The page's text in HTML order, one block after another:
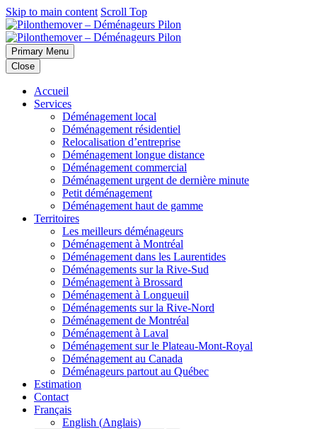
Skip to main content Scroll Top
Primary Menu
Close
Accueil
Services
Déménagement local
Déménagement résidentiel
Relocalisation d’entreprise
Déménagement longue distance
Déménagement commercial
Déménagement urgent de dernière minute
Petit déménagement
Déménagement haut de gamme
Territoires
Les meilleurs déménageurs
Déménagement à Montréal
Déménagement dans les Laurentides
Déménagements sur la Rive-Sud
Déménagement à Brossard
Déménagement à Longueuil
Déménagements sur la Rive-Nord
Déménagement de Montréal
Déménagement à Laval
Déménagement sur le Plateau-Mont-Royal
Déménagement au Canada
Déménageurs partout au Québec
Estimation
Contact
Français
English (Anglais)